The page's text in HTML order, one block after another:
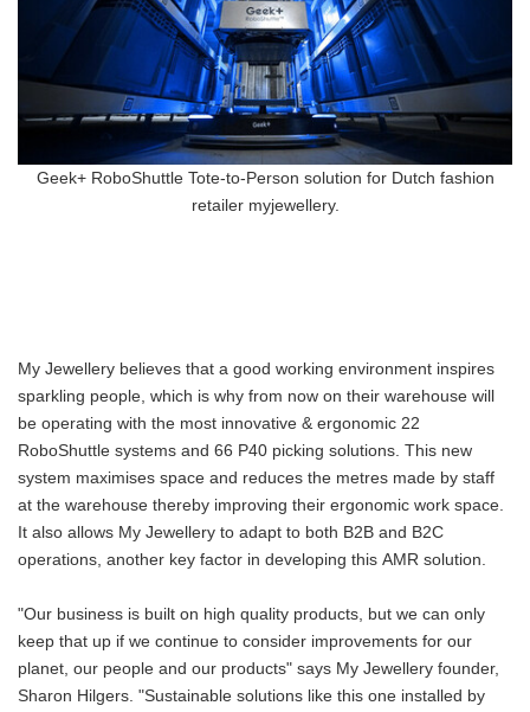
Geek+ RoboShuttle Tote-to-Person solution for Dutch fashion
retailer myjewellery.
My Jewellery believes that a good working environment inspires
sparkling people, which is why from now on their warehouse will
be operating with the most innovative & ergonomic 22
RoboShuttle systems and 66 P40 picking solutions. This new
system maximises space and reduces the metres made by staff
at the warehouse thereby improving their ergonomic work space.
It also allows My Jewellery to adapt to both B2B and B2C
operations, another key factor in developing this AMR solution.
"Our business is built on high quality products, but we can only
keep that up if we continue to consider improvements for our
planet, our people and our products" says My Jewellery founder,
Sharon Hilgers. "Sustainable solutions like this one installed by